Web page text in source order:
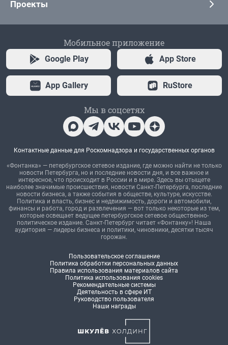
Проекты
Мобильное приложение
Google Play App Store
App Gallery RuStore
Мы в соцсетях
Контактные данные для Роскомнадзора и государственных органов
«Фонтанка» — петербургское сетевое издание, где можно найти не только
новости Петербурга, но и последние новости дня, и все важное и
интересное, что происходит в России и в мире. Здесь вы отыщете
наиболее значимые происшествия, новости Санкт-Петербурга, последние
новости бизнеса, а также события в обществе, культуре, искусстве.
Политика и власть, бизнес и недвижимость, дороги и автомобили,
финансы и работа, город и развлечения — вот только некоторые из тем,
которые освещает ведущее петербургское сетевое общественно-
политическое издание. Санкт-Петербург читает «Фонтанку»! Наша
аудитория — лидеры бизнеса и политики, чиновники, десятки тысяч
горожан.
Пользовательское соглашение
Политика обработки персональных данных
Правила использования материалов сайта
Политика использования cookies
Рекомендательные системы
Деятельность в сфере ИТ
Руководство пользователя
Наши награды